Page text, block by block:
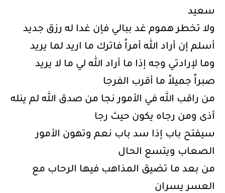
سعيد
ولا تخطر هموم غد ببالي فإن غدا له رزق جديد
أسلم إن أراد الله أمراً فاترك ما اريد لما يريد
وما لإرادتي وجه إذا ما أراد الله لي ما لا يريد
صبراً جميلاً ما أقرب الفرجا
من راقب الله في الأمور نجا من صدق الله لم ينله
أذى ومن رجاه يكون حيث رجا
سيفتح باب إذا سد باب نعم وتهون الأمور
الصعاب ويتسع الحال
من بعد ما تضيق المذاهب فيها الرحاب مع
العسر يسران